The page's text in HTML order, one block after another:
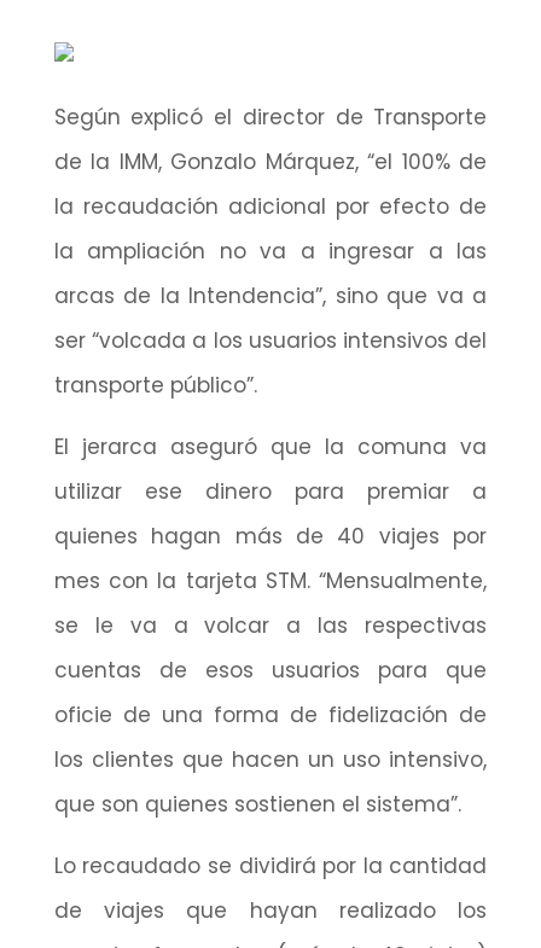
Según explicó el director de Transporte
de la IMM, Gonzalo Márquez, “el 100% de
la recaudación adicional por efecto de
la ampliación no va a ingresar a las
arcas de la Intendencia”, sino que va a
ser “volcada a los usuarios intensivos del
transporte público”.
El jerarca aseguró que la comuna va
utilizar ese dinero para premiar a
quienes hagan más de 40 viajes por
mes con la tarjeta STM. “Mensualmente,
se le va a volcar a las respectivas
cuentas de esos usuarios para que
oficie de una forma de fidelización de
los clientes que hacen un uso intensivo,
que son quienes sostienen el sistema”.
Lo recaudado se dividirá por la cantidad
de viajes que hayan realizado los